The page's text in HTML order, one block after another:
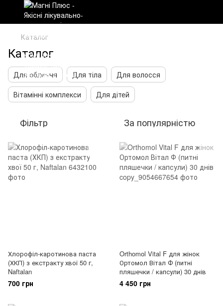
Каталог
Каталог
Для обличчя Для тіла
Для волосся
Вітамінні комплекси
Для дітей
Фільтр За популярністю
Хлорофіл-каротинова паста
(ХКП) з екстракту хвої 50 г,
Naftalan
700 грн
Orthomol Vital F для жінок
Ортомол Вітал Ф (питні
пляшечки / капсули) 30 днів
4 450 грн